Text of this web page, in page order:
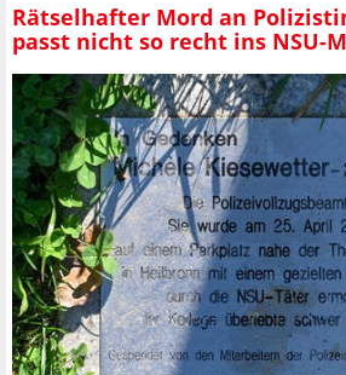
Rätselhafter Mord an
passt nicht so recht ins NSU-